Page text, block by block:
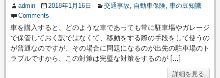
admin 2018年1月16日 交通事故, 自動車保険, 車の豆知識
Comments
車を購入すると、どのような車であっても常に駐車場やガレージ
で保管しておく訳ではなくて、移動をする際の手段をして使うの
が普通なのですが、その場合に問題になるのが出先の駐車場のト
ラブルですから、この対策は完璧な対策をするのが […]
詳細を見る